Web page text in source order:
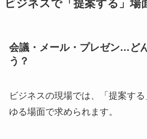
ビジネスで「提案する」場
会議・メール・プレゼン…ど
う？
ビジネスの現場では、「提案す
ゆる場面で求められます。